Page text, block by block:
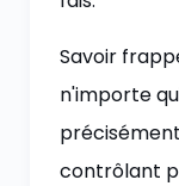
Savoir
n'importe
contrôlant